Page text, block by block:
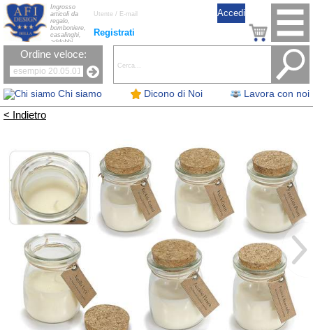
Chi siamo Dicono di Noi Lavora con noi
Registrati
Ingrosso
articoli da
regalo,
bomboniere,
casalinghi,
addobbi
natalizi, nastri,
oggettistica,
la tavola, fiori
artificiali e
candele.
Ordine veloce:
< Indietro